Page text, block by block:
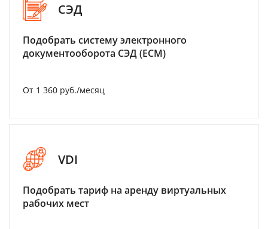
СЭД
Подобрать систему электронного
документооборота СЭД (ECM)
От 1 360 руб./месяц
VDI
Подобрать тариф на аренду виртуальных
рабочих мест